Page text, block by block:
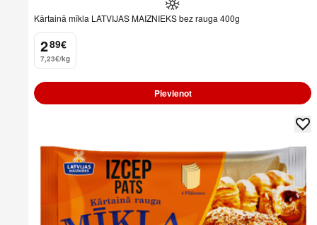
Kārtainā mīkla LATVIJAS MAIZNIEKS bez rauga 400g
2
. 89€
7,23€/kg
Pievienot